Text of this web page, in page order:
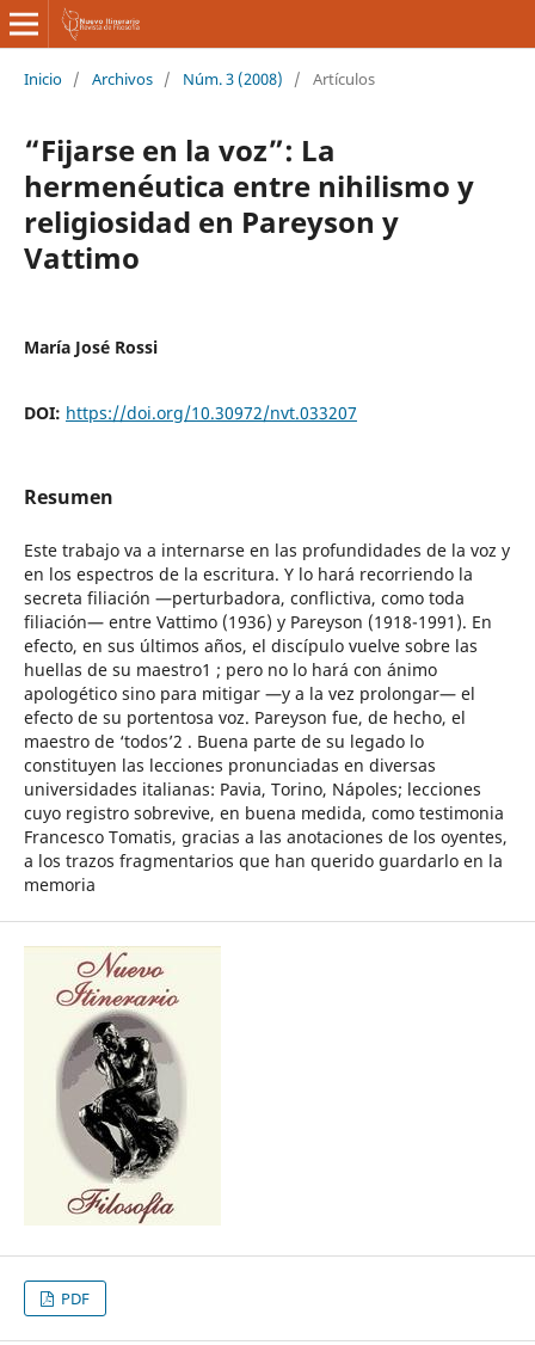
Inicio / Archivos / Núm. 3 (2008) / Artículos
“Fijarse en la voz”: La
hermenéutica entre nihilismo y
religiosidad en Pareyson y
Vattimo
María José Rossi
DOI: https://doi.org/10.30972/nvt.033207
Resumen
Este trabajo va a internarse en las profundidades de la voz y
en los espectros de la escritura. Y lo hará recorriendo la
secreta filiación —perturbadora, conflictiva, como toda
filiación— entre Vattimo (1936) y Pareyson (1918-1991). En
efecto, en sus últimos años, el discípulo vuelve sobre las
huellas de su maestro1 ; pero no lo hará con ánimo
apologético sino para mitigar —y a la vez prolongar— el
efecto de su portentosa voz. Pareyson fue, de hecho, el
maestro de ‘todos’2 . Buena parte de su legado lo
constituyen las lecciones pronunciadas en diversas
universidades italianas: Pavia, Torino, Nápoles; lecciones
cuyo registro sobrevive, en buena medida, como testimonia
Francesco Tomatis, gracias a las anotaciones de los oyentes,
a los trazos fragmentarios que han querido guardarlo en la
memoria
PDF